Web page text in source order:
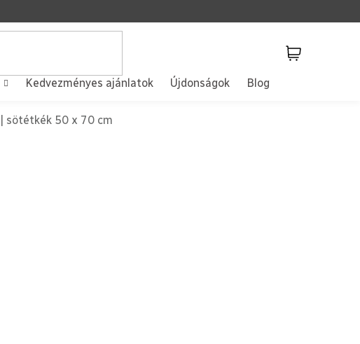
Kedvezményes ajánlatok Újdonságok Blog
sötétkék 50 x 70 cm